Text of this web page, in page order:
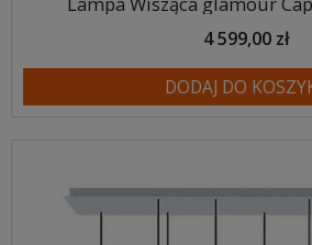
4 599,00 zł
DODAJ DO